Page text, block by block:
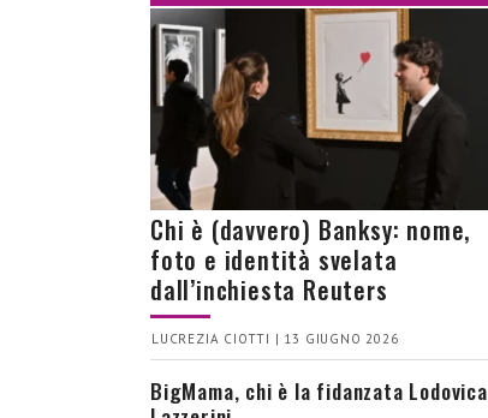
Chi è (davvero) Banksy: nome,
foto e identità svelata
dall’inchiesta Reuters
LUCREZIA CIOTTI | 13 GIUGNO 2026
BigMama, chi è la fidanzata Lodovica